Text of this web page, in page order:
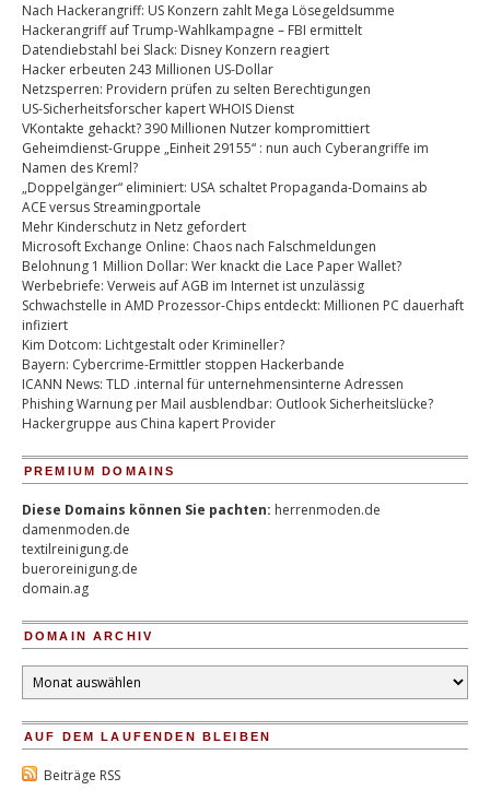
Nach Hackerangriff: US Konzern zahlt Mega Lösegeldsumme
Hackerangriff auf Trump-Wahlkampagne – FBI ermittelt
Datendiebstahl bei Slack: Disney Konzern reagiert
Hacker erbeuten 243 Millionen US-Dollar
Netzsperren: Providern prüfen zu selten Berechtigungen
US-Sicherheitsforscher kapert WHOIS Dienst
VKontakte gehackt? 390 Millionen Nutzer kompromittiert
Geheimdienst-Gruppe „Einheit 29155“ : nun auch Cyberangriffe im
Namen des Kreml?
„Doppelgänger“ eliminiert: USA schaltet Propaganda-Domains ab
ACE versus Streamingportale
Mehr Kinderschutz in Netz gefordert
Microsoft Exchange Online: Chaos nach Falschmeldungen
Belohnung 1 Million Dollar: Wer knackt die Lace Paper Wallet?
Werbebriefe: Verweis auf AGB im Internet ist unzulässig
Schwachstelle in AMD Prozessor-Chips entdeckt: Millionen PC dauerhaft
infiziert
Kim Dotcom: Lichtgestalt oder Krimineller?
Bayern: Cybercrime-Ermittler stoppen Hackerbande
ICANN News: TLD .internal für unternehmensinterne Adressen
Phishing Warnung per Mail ausblendbar: Outlook Sicherheitslücke?
Hackergruppe aus China kapert Provider
PREMIUM DOMAINS
Diese Domains können Sie pachten: herrenmoden.de
damenmoden.de
textilreinigung.de
bueroreinigung.de
domain.ag
DOMAIN ARCHIV
Domain
Archiv
AUF DEM LAUFENDEN BLEIBEN
Beiträge RSS